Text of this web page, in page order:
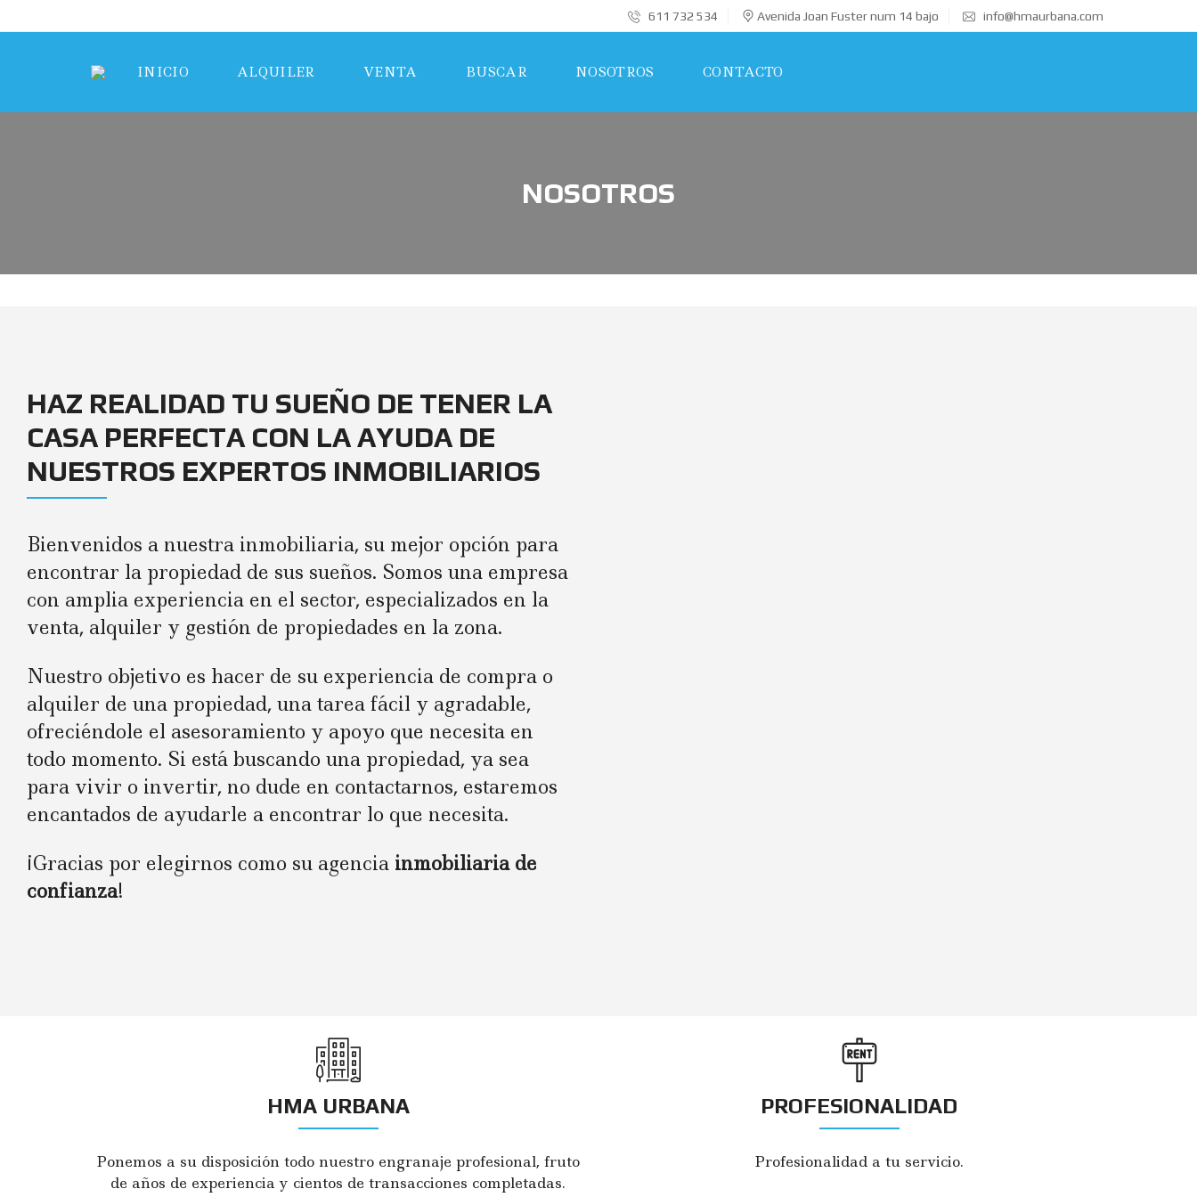
611 732 534 Avenida Joan Fuster num 14 bajo info@hmaurbana.com
INICIO ALQUILER VENTA BUSCAR NOSOTROS CONTACTO
NOSOTROS
HAZ REALIDAD TU SUEÑO DE TENER LA
CASA PERFECTA CON LA AYUDA DE
NUESTROS EXPERTOS INMOBILIARIOS
Bienvenidos a nuestra inmobiliaria, su mejor opción para
encontrar la propiedad de sus sueños. Somos una empresa
con amplia experiencia en el sector, especializados en la
venta, alquiler y gestión de propiedades en la zona.
Nuestro objetivo es hacer de su experiencia de compra o
alquiler de una propiedad, una tarea fácil y agradable,
ofreciéndole el asesoramiento y apoyo que necesita en
todo momento. Si está buscando una propiedad, ya sea
para vivir o invertir, no dude en contactarnos, estaremos
encantados de ayudarle a encontrar lo que necesita.
¡Gracias por elegirnos como su agencia inmobiliaria de
confianza!
HMA URBANA
Ponemos a su disposición todo nuestro engranaje profesional, fruto
de años de experiencia y cientos de transacciones completadas.
PROFESIONALIDAD
Profesionalidad a tu servicio.